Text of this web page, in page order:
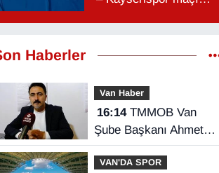
Haberler
Van Haber
16:14TMMOB Van
Şube Başkanı Ahmet
Ortakçı: Van’da otopark
yetersizliği ciddi sorun!
VAN'DA SPOR